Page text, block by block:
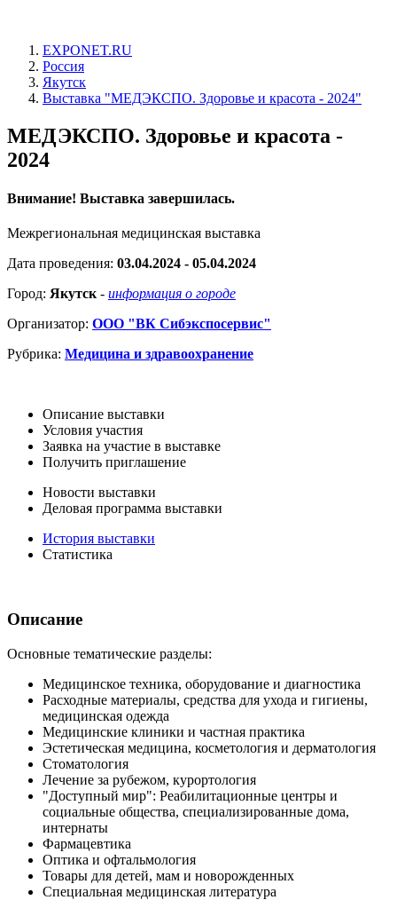
EXPONET.RU
Россия
Якутск
Выставка "МЕДЭКСПО. Здоровье и красота - 2024"
МЕДЭКСПО. Здоровье и красота -
2024
Внимание! Выставка завершилась.
Межрегиональная медицинская выставка
Дата проведения: 03.04.2024 - 05.04.2024
Город: Якутск - информация о городе
Организатор: ООО "ВК Сибэкспосервис"
Рубрика: Медицина и здравоохранение
Описание выставки
Условия участия
Заявка на участие в выставке
Получить приглашение
Новости выставки
Деловая программа выставки
История выставки
Статистика
Описание
Основные тематические разделы:
Медицинское техника, оборудование и диагностика
Расходные материалы, средства для ухода и гигиены,
медицинская одежда
Медицинские клиники и частная практика
Эстетическая медицина, косметология и дерматология
Стоматология
Лечение за рубежом, курортология
"Доступный мир": Реабилитационные центры и
социальные общества, специализированные дома,
интернаты
Фармацевтика
Оптика и офтальмология
Товары для детей, мам и новорожденных
Специальная медицинская литература